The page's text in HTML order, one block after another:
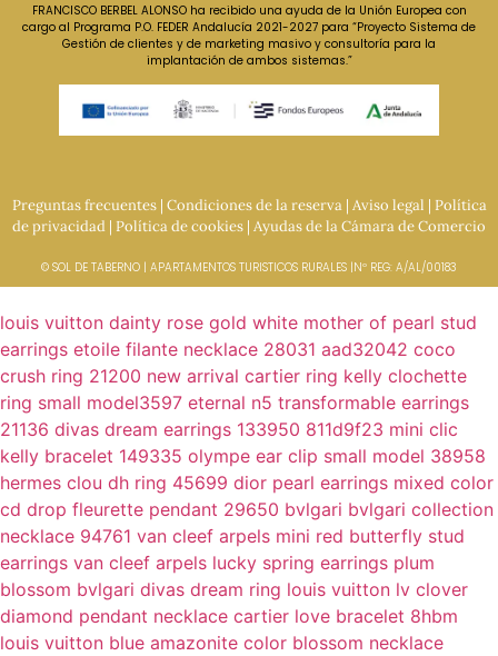
FRANCISCO BERBEL ALONSO ha recibido una ayuda de la Unión Europea con
cargo al Programa P.O. FEDER Andalucía 2021-2027 para “Proyecto Sistema de
Gestión de clientes y de marketing masivo y consultoría para la
implantación de ambos sistemas.”
Preguntas frecuentes| Condiciones de la reserva| Aviso legal | Política
de privacidad | Política de cookies | Ayudas de la Cámara de Comercio
© SOL DE TABERNO | APARTAMENTOS TURISTICOS RURALES |Nº REG: A/AL/00183
louis vuitton dainty rose gold white mother of pearl stud
earrings etoile filante necklace 28031 aad32042 coco
crush ring 21200 new arrival cartier ring kelly clochette
ring small model3597 eternal n5 transformable earrings
21136 divas dream earrings 133950 811d9f23 mini clic
kelly bracelet 149335 olympe ear clip small model 38958
hermes clou dh ring 45699 dior pearl earrings mixed color
cd drop fleurette pendant 29650 bvlgari bvlgari collection
necklace 94761 van cleef arpels mini red butterfly stud
earrings van cleef arpels lucky spring earrings plum
blossom bvlgari divas dream ring louis vuitton lv clover
diamond pendant necklace cartier love bracelet 8hbm
louis vuitton blue amazonite color blossom necklace